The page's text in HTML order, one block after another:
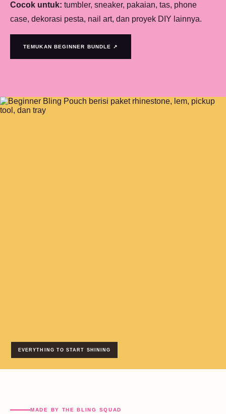
Cocok untuk: tumbler, sneaker, pakaian, tas, phone
case, dekorasi pesta, nail art, dan proyek DIY lainnya.
TEMUKAN BEGINNER BUNDLE ↗
EVERYTHING TO START SHINING
MADE BY THE BLING SQUAD